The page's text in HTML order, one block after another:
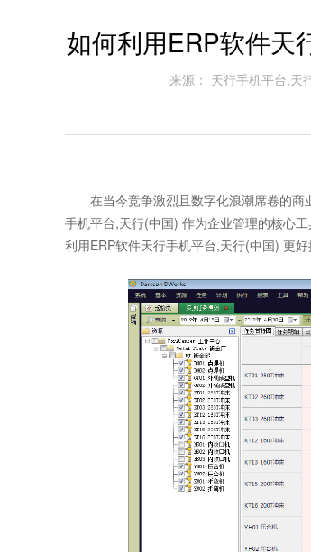
如何利用ERP软件天
来源： 天行手机平台,天
在当今竞争激烈且数字化浪潮席卷的商
手机平台,天行(中国) 作为企业管理的核心
利用ERP软件天行手机平台,天行(中国) 更